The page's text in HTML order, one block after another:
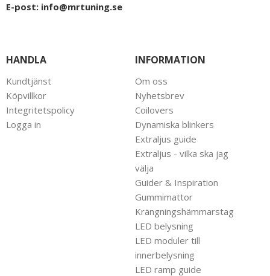
E-post: info@mrtuning.se
HANDLA
Kundtjänst
Köpvillkor
Integritetspolicy
Logga in
INFORMATION
Om oss
Nyhetsbrev
Coilovers
Dynamiska blinkers
Extraljus guide
Extraljus - vilka ska jag
välja
Guider & Inspiration
Gummimattor
Krängningshämmarstag
LED belysning
LED moduler till
innerbelysning
LED ramp guide